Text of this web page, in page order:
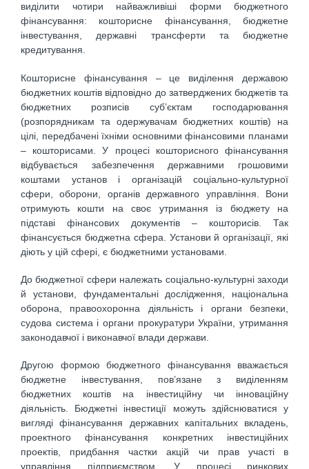
виділити чотири найважливіші форми бюджетного
фінансування: кошторисне фінансування, бюджетне
інвестування, державні трансферти та бюджетне
кредитування.
Кошторисне фінансування – це виділення державою
бюджетних коштів відповідно до затверджених бюджетів та
бюджетних розписів суб’єктам господарювання
(розпорядникам та одержувачам бюджетних коштів) на
цілі, передбачені їхніми основними фінансовими планами
– кошторисами. У процесі кошторисного фінансування
відбувається забезпечення державними грошовими
коштами установ і організацій соціально-культурної
сфери, оборони, органів державного управління. Вони
отримують кошти на своє утримання із бюджету на
підставі фінансових документів – кошторисів. Так
фінансується бюджетна сфера. Установи й організації, які
діють у цій сфері, є бюджетними установами.
До бюджетної сфери належать соціально-культурні заходи
й установи, фундаментальні дослідження, національна
оборона, правоохоронна діяльність і органи безпеки,
судова система і органи прокуратури України, утримання
законодавчої і виконавчої влади держави.
Другою формою бюджетного фінансування вважається
бюджетне інвестування, пов’язане з виділенням
бюджетних коштів на інвестиційну чи інноваційну
діяльність. Бюджетні інвестиції можуть здійснюватися у
вигляді фінансування державних капітальних вкладень,
проектного фінансування конкретних інвестиційних
проектів, придбання частки акцій чи прав участі в
управління підприємством. У процесі ринкових